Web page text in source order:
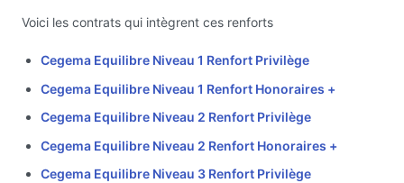
Voici les contrats qui intègrent ces renforts
Cegema Equilibre Niveau 1 Renfort Privilège
Cegema Equilibre Niveau 1 Renfort Honoraires +
Cegema Equilibre Niveau 2 Renfort Privilège
Cegema Equilibre Niveau 2 Renfort Honoraires +
Cegema Equilibre Niveau 3 Renfort Privilège